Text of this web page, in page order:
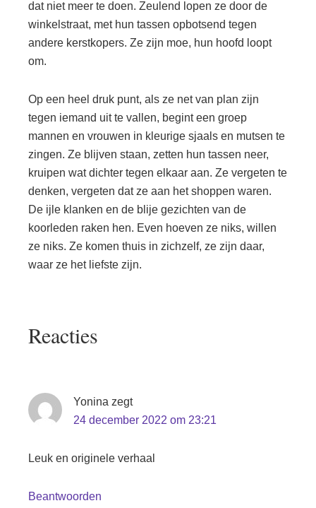
dat niet meer te doen. Zeulend lopen ze door de
winkelstraat, met hun tassen opbotsend tegen
andere kerstkopers. Ze zijn moe, hun hoofd loopt
om.
Op een heel druk punt, als ze net van plan zijn
tegen iemand uit te vallen, begint een groep
mannen en vrouwen in kleurige sjaals en mutsen te
zingen. Ze blijven staan, zetten hun tassen neer,
kruipen wat dichter tegen elkaar aan. Ze vergeten te
denken, vergeten dat ze aan het shoppen waren.
De ijle klanken en de blije gezichten van de
koorleden raken hen. Even hoeven ze niks, willen
ze niks. Ze komen thuis in zichzelf, ze zijn daar,
waar ze het liefste zijn.
LeesReacties
Yonina zegt
24 december 2022 om 23:21
Leuk en originele verhaal
Beantwoorden